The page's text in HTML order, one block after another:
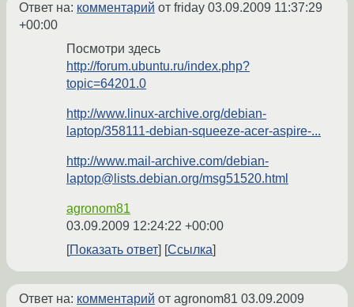
Ответ на: комментарий от friday 03.09.2009 11:37:29
+00:00
Посмотри здесь
http://forum.ubuntu.ru/index.php?
topic=64201.0
http://www.linux-archive.org/debian-
laptop/358111-debian-squeeze-acer-aspire-...
http://www.mail-archive.com/debian-
laptop@lists.debian.org/msg51520.html
agronom81
03.09.2009 12:24:22 +00:00
Показать ответ
Ссылка
Ответ на: комментарий от agronom81 03.09.2009